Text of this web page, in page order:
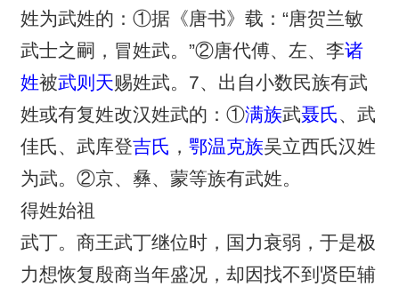
姓为武姓的：①据《唐书》载：“唐贺兰敏
武士之嗣，冒姓武。”②唐代傅、左、李诸
姓被武则天赐姓武。7、出自小数民族有武
姓或有复姓改汉姓武的：①满族武聂氏、武
佳氏、武库登吉氏 ， 鄂温克族吴立西氏汉姓
为武。②京、彝、蒙等族有武姓。
得姓始祖
武丁。商王武丁继位时，国力衰弱，于是极
力想恢复殷商当年盛况，却因找不到贤臣辅